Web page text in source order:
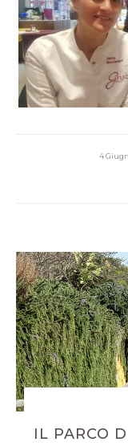
4
IL PARCO